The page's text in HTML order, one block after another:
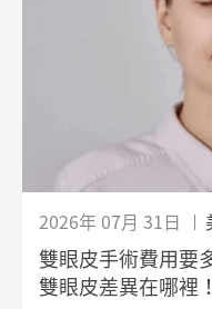
2026年 07月 31日
雙眼皮手術費用要
雙眼皮差異在哪裡！